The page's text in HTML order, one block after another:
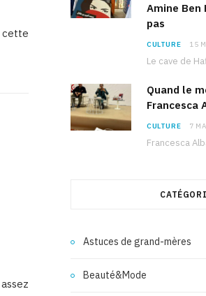
cette
Amine Ben
pas
CULTURE 15
Quand le
Francesca
CULTURE 7
Astuces de grand-mères
Beauté&Mode